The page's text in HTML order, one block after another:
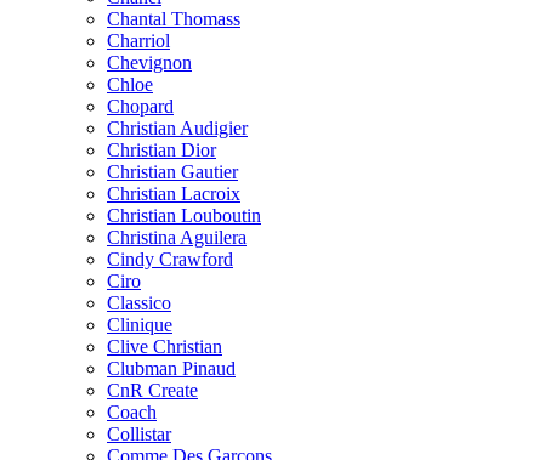
Chantal Thomass
Charriol
Chevignon
Chloe
Chopard
Christian Audigier
Christian Dior
Christian Gautier
Christian Lacroix
Christian Louboutin
Christina Aguilera
Cindy Crawford
Ciro
Classico
Clinique
Clive Christian
Clubman Pinaud
CnR Create
Coach
Collistar